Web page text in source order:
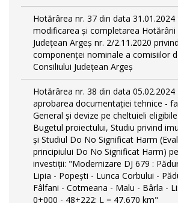
Hotărârea nr. 37 din data
modificarea și completarea Hotărârii
Județean Argeș nr. 2/2.11.2020
componenței nominale a comisiilor
Consiliului Județean Argeș
Hotărârea nr. 38 din data
aprobarea documentației tehnice -
General și devize pe cheltuieli
Bugetul proiectului, Studiu privind
și Studiul Do No Significat Harm
principiului Do No Significat Harm)
investiții: "Modernizare DJ 679 :
Lipia - Popești - Lunca Corbului -
Fâlfani - Cotmeana - Malu - Bârla -
0+000 - 48+222; L = 47,670 km"